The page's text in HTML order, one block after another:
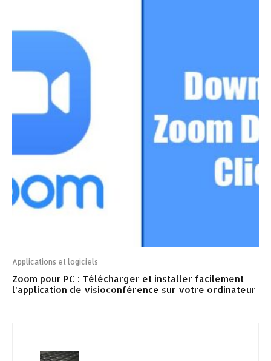
Applications et logiciels
Zoom pour PC : Télécharger et installer facilement
l’application de visioconférence sur votre ordinateur